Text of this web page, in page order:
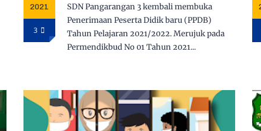
2021
3
SDN Pangarangan 3 kembali membuka
Penerimaan Peserta Didik baru (PPDB)
Tahun Pelajaran 2021/2022. Merujuk pada
Permendikbud No 01 Tahun 2021...